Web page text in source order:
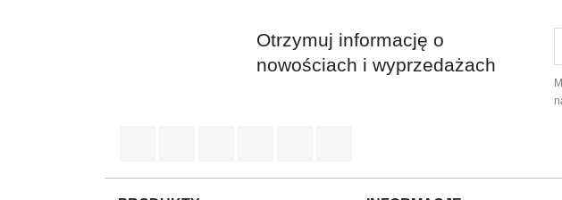
Otrzymuj informację o
nowościach i wyprzedażach